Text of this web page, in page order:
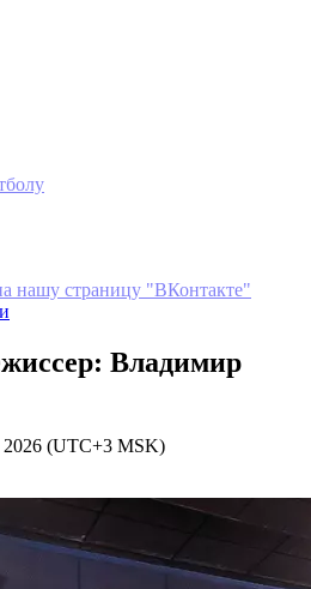
нашу страницу "ВКонтакте"
Владимир
2026 (UTC+3 MSK)